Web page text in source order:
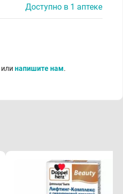
Доступно в 1 аптеке
или напишите нам.